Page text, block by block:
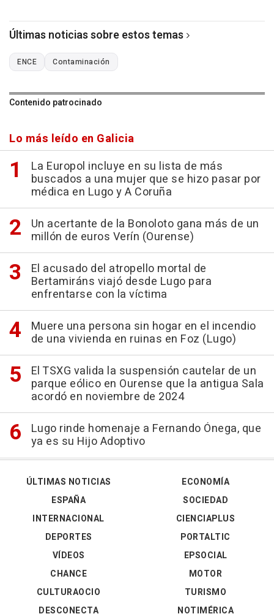
Últimas noticias sobre estos temas
ENCE Contaminación
Contenido patrocinado
Lo más leído en Galicia
La Europol incluye en su lista de más
buscados a una mujer que se hizo pasar por
médica en Lugo y A Coruña
Un acertante de la Bonoloto gana más de un
millón de euros Verín (Ourense)
El acusado del atropello mortal de
Bertamiráns viajó desde Lugo para
enfrentarse con la víctima
Muere una persona sin hogar en el incendio
de una vivienda en ruinas en Foz (Lugo)
El TSXG valida la suspensión cautelar de un
parque eólico en Ourense que la antigua Sala
acordó en noviembre de 2024
Lugo rinde homenaje a Fernando Ónega, que
ya es su Hijo Adoptivo
ÚLTIMAS NOTICIAS
ESPAÑA
INTERNACIONAL
DEPORTES
VÍDEOS
ECONOMÍA
SOCIEDAD
CIENCIAPLUS
PORTALTIC
EPSOCIAL
CHANCE
CULTURAOCIO
DESCONECTA
MOTOR
TURISMO
NOTIMÉRICA